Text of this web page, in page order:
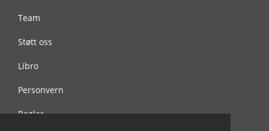
Team
Støtt oss
Libro
Personvern
Regler